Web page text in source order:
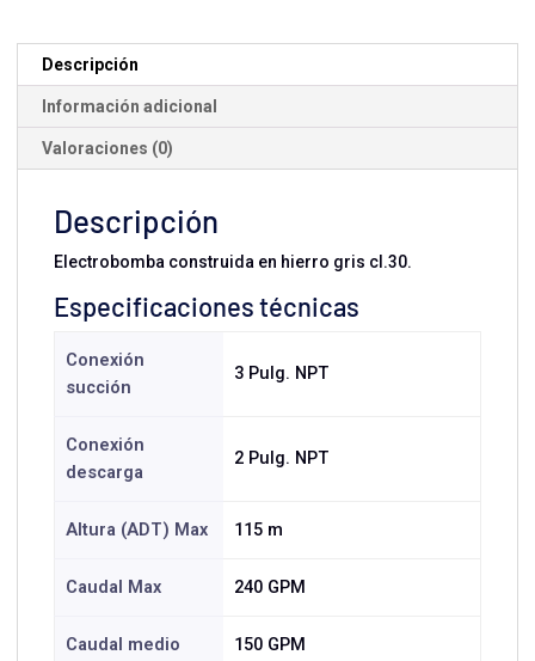
cantidad
Descripción
Información adicional
Valoraciones (0)
Descripción
Electrobomba construida en hierro gris cl.30.
Especificaciones técnicas
Conexión
succión
3 Pulg. NPT
Conexión
descarga
2 Pulg. NPT
Altura (ADT) Max 115 m
Caudal Max 240 GPM
Caudal medio 150 GPM